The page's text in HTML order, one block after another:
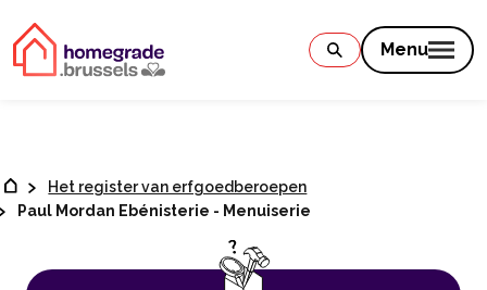
Menu
Het register van erfgoedberoepen
Paul Mordan Ebénisterie - Menuiserie